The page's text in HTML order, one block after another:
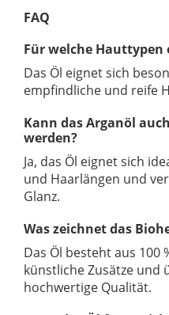
FAQ
Für welche Hauttypen
Das Öl eignet sich
empfindliche und reife
Kann das Arganöl
werden?
Ja, das Öl eignet sich
und Haarlängen und
Glanz.
Was zeichnet das
Das Öl besteht aus 100
künstliche Zusätze und
hochwertige Qualität.